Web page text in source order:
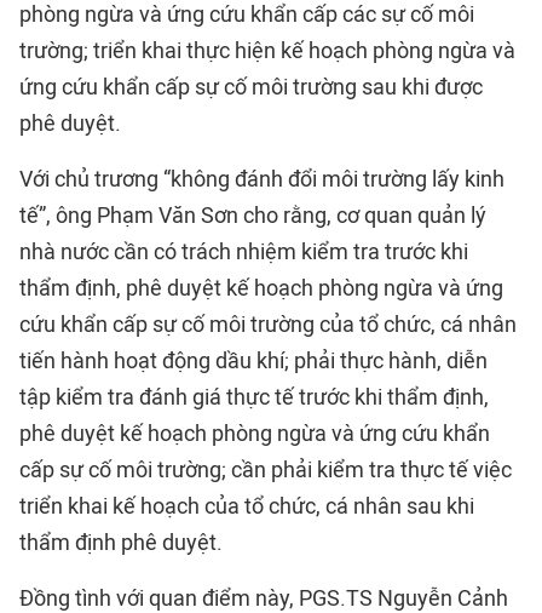
phòng ngừa và ứng cứu khẩn cấp các sự cố môi
trường; triển khai thực hiện kế hoạch phòng ngừa và
ứng cứu khẩn cấp sự cố môi trường sau khi được
phê duyệt.
Với chủ trương “không đánh đổi môi trường lấy kinh
tế”, ông Phạm Văn Sơn cho rằng, cơ quan quản lý
nhà nước cần có trách nhiệm kiểm tra trước khi
thẩm định, phê duyệt kế hoạch phòng ngừa và ứng
cứu khẩn cấp sự cố môi trường của tổ chức, cá nhân
tiến hành hoạt động dầu khí; phải thực hành, diễn
tập kiểm tra đánh giá thực tế trước khi thẩm định,
phê duyệt kế hoạch phòng ngừa và ứng cứu khẩn
cấp sự cố môi trường; cần phải kiểm tra thực tế việc
triển khai kế hoạch của tổ chức, cá nhân sau khi
thẩm định phê duyệt.
Đồng tình với quan điểm này, PGS.TS Nguyễn Cảnh